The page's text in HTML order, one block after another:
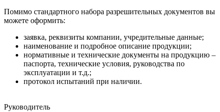
Помимо стандартного набора разрешительных документов вы
можете оформить:
заявка, реквизиты компании, учредительные данные;
наименование и подробное описание продукции;
нормативные и технические документы на продукцию –
паспорта, технические условия, руководства по
эксплуатации и т.д.;
протокол испытаний при наличии.
Руководитель